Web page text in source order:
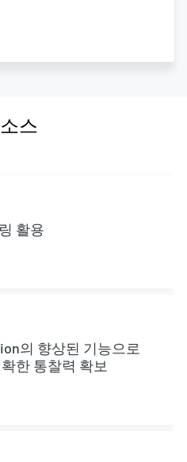
스
활용
의 향상된 기능으로
한 통찰력 확보